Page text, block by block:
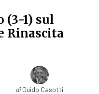
(3-1) sul
Rinascita
(3-1) sul
diGuido Casotti